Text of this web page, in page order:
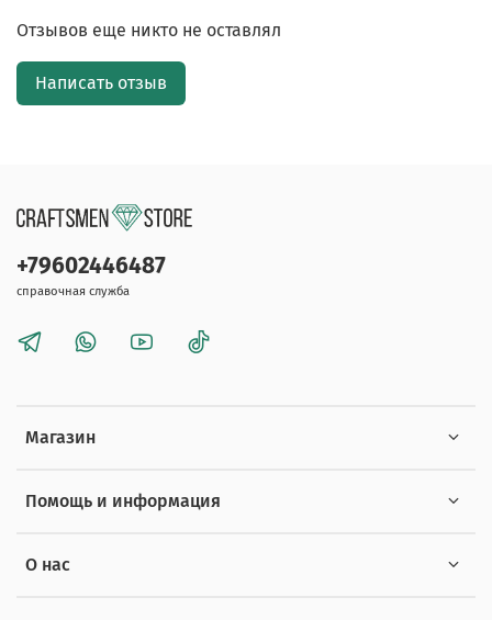
Отзывов еще никто не оставлял
Написать отзыв
Магазин
Помощь и информация
О нас
+79602446487
справочная служба